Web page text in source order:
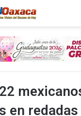
en redadas